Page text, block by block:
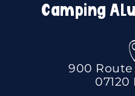
Camping
900 Route
07120